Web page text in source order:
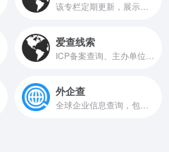
爱查线索
外企查